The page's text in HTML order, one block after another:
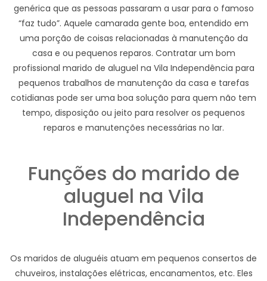
genérica que as pessoas passaram a usar para o famoso
“faz tudo”. Aquele camarada gente boa, entendido em
uma porção de coisas relacionadas à manutenção da
casa e ou pequenos reparos. Contratar um bom
profissional marido de aluguel na Vila Independência para
pequenos trabalhos de manutenção da casa e tarefas
cotidianas pode ser uma boa solução para quem não tem
tempo, disposição ou jeito para resolver os pequenos
reparos e manutenções necessárias no lar.
Funções do marido de
aluguel na Vila
Independência
Os maridos de aluguéis atuam em pequenos consertos de
chuveiros, instalações elétricas, encanamentos, etc. Eles